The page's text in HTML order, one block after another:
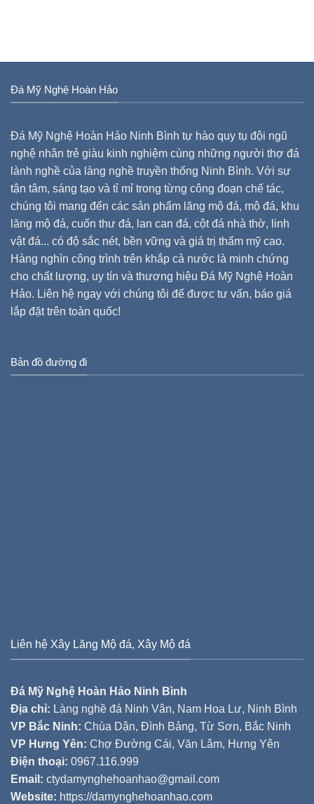
Đá Mỹ Nghệ Hoàn Hảo
Đá Mỹ Nghệ Hoàn Hảo Ninh Bình tự hào quy tụ đội ngũ
nghệ nhân trẻ giàu kinh nghiệm cùng những người thợ đá
lành nghề của làng nghề truyền thống Ninh Bình. Với sự
tận tâm, sáng tạo và tỉ mỉ trong từng công đoạn chế tác,
chúng tôi mang đến các sản phẩm lăng mộ đá, mộ đá, khu
lăng mộ đá, cuốn thư đá, lan can đá, cột đá nhà thờ, linh
vật đá... có độ sắc nét, bền vững và giá trị thẩm mỹ cao.
Hàng nghìn công trình trên khắp cả nước là minh chứng
cho chất lượng, uy tín và thương hiệu Đá Mỹ Nghệ Hoàn
Hảo. Liên hệ ngay với chúng tôi để được tư vấn, báo giá
lắp đặt trên toàn quốc!
Bản đồ đường đi
Liên hệ Xây Lăng Mộ đá, Xây Mộ đá
Đá Mỹ Nghệ Hoàn Hảo Ninh Bình
Địa chỉ: Làng nghề đá Ninh Vân, Nam Hoa Lư, Ninh Bình
VP Bắc Ninh: Chùa Dận, Đình Bảng, Từ Sơn, Bắc Ninh
VP Hưng Yên: Chợ Đường Cái, Văn Lâm, Hưng Yên
Điện thoại: 0967.116.999
Email: ctydamynghehoanhao@gmail.com
Website: https://damynghehoanhao.com